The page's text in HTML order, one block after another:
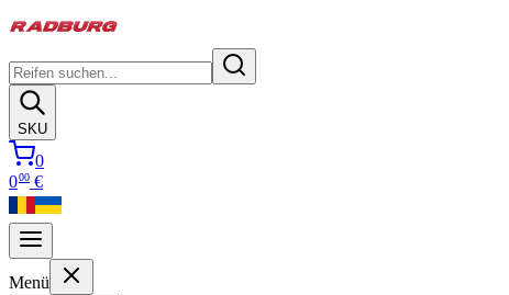
SKU
0
000 €
Menü